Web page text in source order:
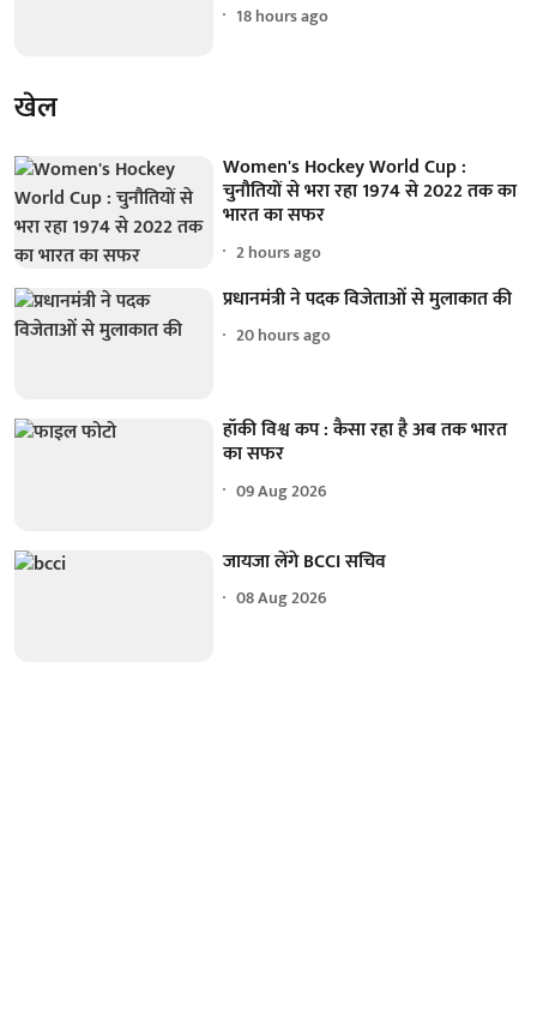
18 hours ago
खेल
Women's Hockey World Cup :
चुनौतियों से भरा रहा 1974 से 2022 तक का
भारत का सफर
2 hours ago
प्रधानमंत्री ने पदक विजेताओं से मुलाकात की
20 hours ago
हॉकी विश्व कप : कैसा रहा है अब तक भारत
का सफर
09 Aug 2026
जायजा लेंगे BCCI सचिव
08 Aug 2026